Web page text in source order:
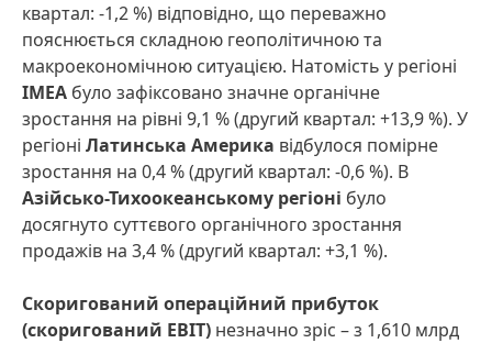
квартал: -1,2 %) відповідно, що переважно
пояснюється складною геополітичною та
макроекономічною ситуацією. Натомість у регіоні
IMEA було зафіксовано значне органічне
зростання на рівні 9,1 % (другий квартал: +13,9 %). У
регіоні Латинська Америка відбулося помірне
зростання на 0,4 % (другий квартал: -0,6 %). В
Азійсько-Тихоокеанському регіоні було
досягнуто суттєвого органічного зростання
продажів на 3,4 % (другий квартал: +3,1 %).
Скоригований операційний прибуток
(скоригований EBIT) незначно зріс – з 1,610 млрд